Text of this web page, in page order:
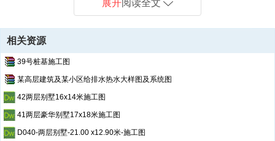
第1页
置
展开阅读全文
相关资源
39号桩基施工图
某高层建筑及某小区给排水热水大样图及系统图
42两层别墅16x14米施工图
41两层豪华别墅17x18米施工图
D040-两层别墅-21.00 x12.90米-施工图